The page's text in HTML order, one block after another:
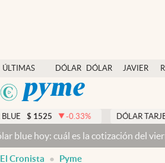
ÚLTIMAS
NOTICIAS
DÓLAR
DÓLAR
JAVIER
Dólar
Members
Economía y Política
Finanzas y Mercados
Mercados Online
-0.33% DÓLAR TARJETA $
cuál es la cotización del viernes 7 de
El Cronista Pyme